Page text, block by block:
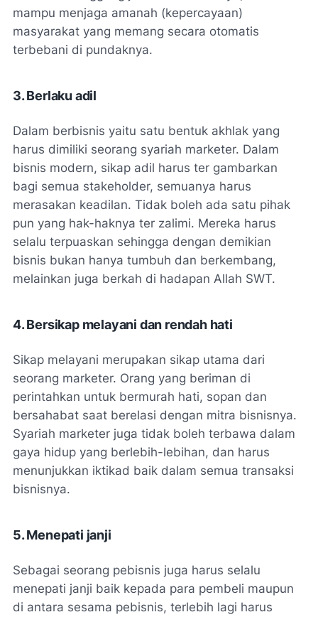
mampu menjaga amanah (kepercayaan)
masyarakat yang memang secara otomatis
terbebani di pundaknya.
3. Berlaku adil
Dalam berbisnis yaitu satu bentuk akhlak yang
harus dimiliki seorang syariah marketer. Dalam
bisnis modern, sikap adil harus ter gambarkan
bagi semua stakeholder, semuanya harus
merasakan keadilan. Tidak boleh ada satu pihak
pun yang hak-haknya ter zalimi. Mereka harus
selalu terpuaskan sehingga dengan demikian
bisnis bukan hanya tumbuh dan berkembang,
melainkan juga berkah di hadapan Allah SWT.
4. Bersikap melayani dan rendah hati
Sikap melayani merupakan sikap utama dari
seorang marketer. Orang yang beriman di
perintahkan untuk bermurah hati, sopan dan
bersahabat saat berelasi dengan mitra bisnisnya.
Syariah marketer juga tidak boleh terbawa dalam
gaya hidup yang berlebih-lebihan, dan harus
menunjukkan iktikad baik dalam semua transaksi
bisnisnya.
5. Menepati janji
Sebagai seorang pebisnis juga harus selalu
menepati janji baik kepada para pembeli maupun
di antara sesama pebisnis, terlebih lagi harus